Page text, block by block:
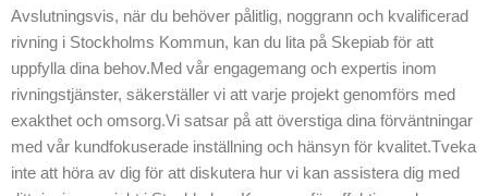
sina gedigna
kunskaper och
kompetens inom
rivning, och vi är
fokuserade på att
vara främsta inom
rivexpertis i
Avslutningsvis, när du behöver pålitlig, noggrann och kvalificerad
rivning i Stockholms Kommun, kan du lita på Skepiab för att
uppfylla dina behov.Med vår engagemang och expertis inom
rivningstjänster, säkerställer vi att varje projekt genomförs med
exakthet och omsorg.Vi satsar på att överstiga dina förväntningar
med vår kundfokuserade inställning och hänsyn för kvalitet.Tveka
inte att höra av dig för att diskutera hur vi kan assistera dig med